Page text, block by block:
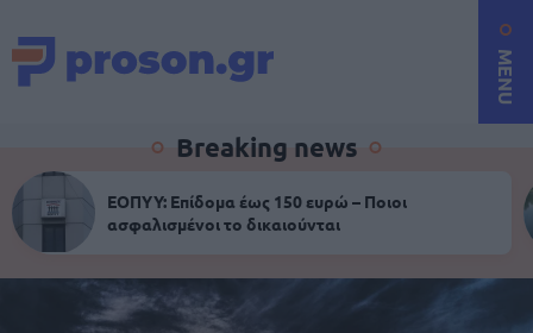
MENU
Breaking news
ΕΟΠΥΥ: Επίδομα έως 150 ευρώ – Ποιοι
ασφαλισμένοι το δικαιούνται